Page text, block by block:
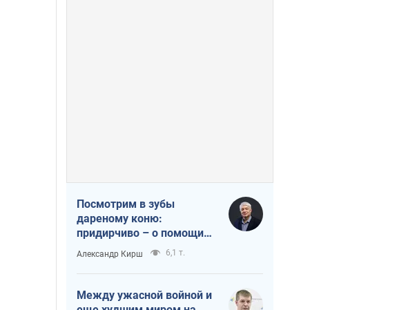
Посмотрим в зубы
дареному коню:
придирчиво – о помощи
Украине
Александр Кирш 6,1 т.
Между ужасной войной и